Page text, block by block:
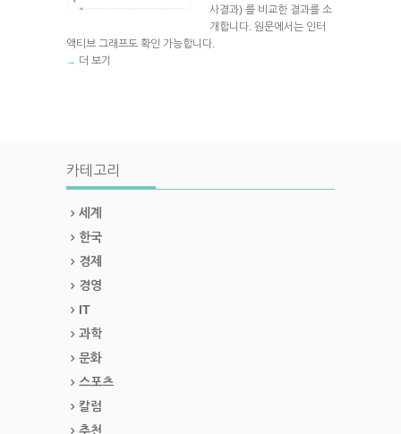
사결과) 를 비교한 결과를 소
개합니다. 원문에서는 인터
액티브 그래프도 확인 가능합니다.
→ 더 보기
카테고리
세계
한국
경제
경영
IT
과학
문화
스포츠
칼럼
추천